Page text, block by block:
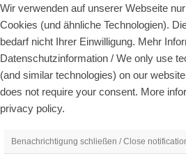
Wir verwenden auf unserer Webseite
Cookies (und ähnliche Technologien).
bedarf nicht Ihrer Einwilligung. Mehr
Datenschutzinformation / We only use
(and similar technologies) on our
does not require your consent. More
privacy policy.
Benachrichtigung schließen / Close